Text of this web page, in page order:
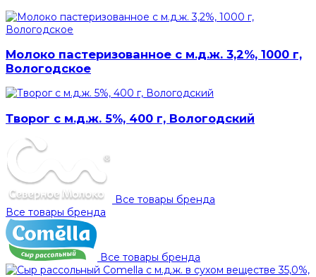
Молоко пастеризованное с м.д.ж. 3,2%, 1000 г,
Вологодское
Творог с м.д.ж. 5%, 400 г, Вологодский
Все товары бренда
Все товары бренда
Все товары бренда